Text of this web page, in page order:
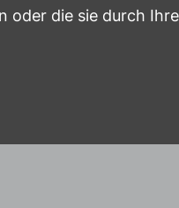
die sie durch